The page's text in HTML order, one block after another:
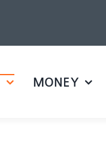
MONEY